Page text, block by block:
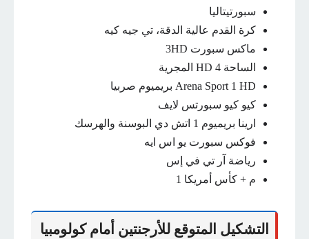
سبورتيتاليا
كرة القدم عالية الدقة، تي جيه كيه
ماكس سبورت 3HD
الساحة 4 HD المجرية
Arena Sport 1 HD بريميوم صربيا
كيو كيو سبورتس لايف
ارينا بريميوم 1 اتش دي البوسنة والهرسك
فوكس سبورت يو اس ايه
رياضة آر تي في إس
م + كأس أمريكا 1
التشكيل المتوقع للأرجنتين أمام كولومبيا